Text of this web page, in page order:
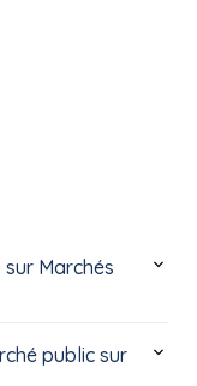
Marchés
public sur